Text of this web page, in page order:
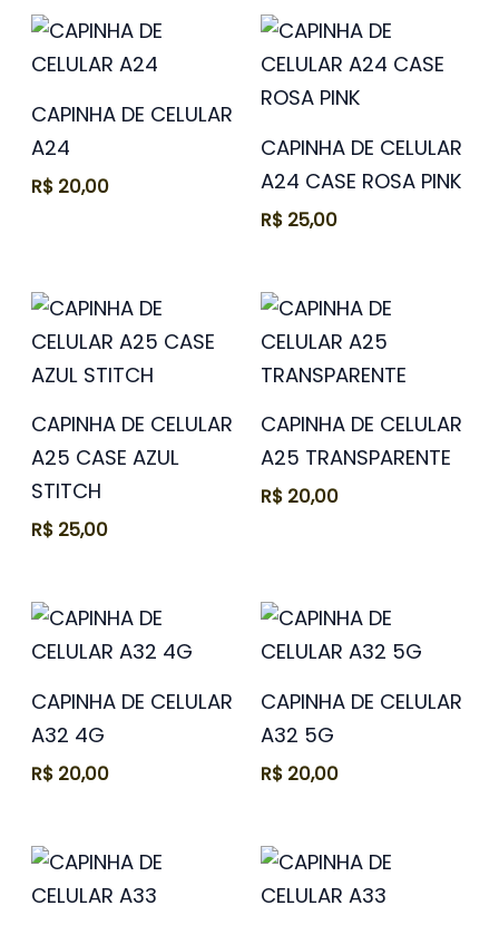
CAPINHA DE CELULAR
A24
R$ 20,00
CAPINHA DE CELULAR
A24 CASE ROSA PINK
R$ 25,00
CAPINHA DE CELULAR
A25 CASE AZUL
STITCH
R$ 25,00
CAPINHA DE CELULAR
A25 TRANSPARENTE
R$ 20,00
CAPINHA DE CELULAR
A32 4G
R$ 20,00
CAPINHA DE CELULAR
A32 5G
R$ 20,00